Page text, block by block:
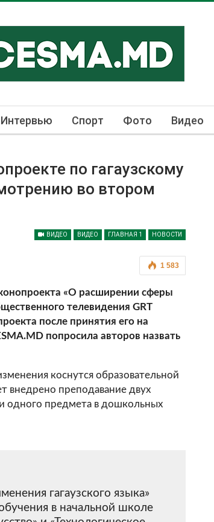
Интервью Спорт Фото Видео
по гагаузскому
во втором
ВИДЕО ВИДЕО ГЛАВНАЯ 1 НОВОСТИ
1 583
«О расширении сферы
телевидения GRT
после принятия его на
попросила авторов назвать
коснутся образовательной
внедрено преподавание двух
одного предмета в дошкольных
гагаузского языка»
в начальной школе